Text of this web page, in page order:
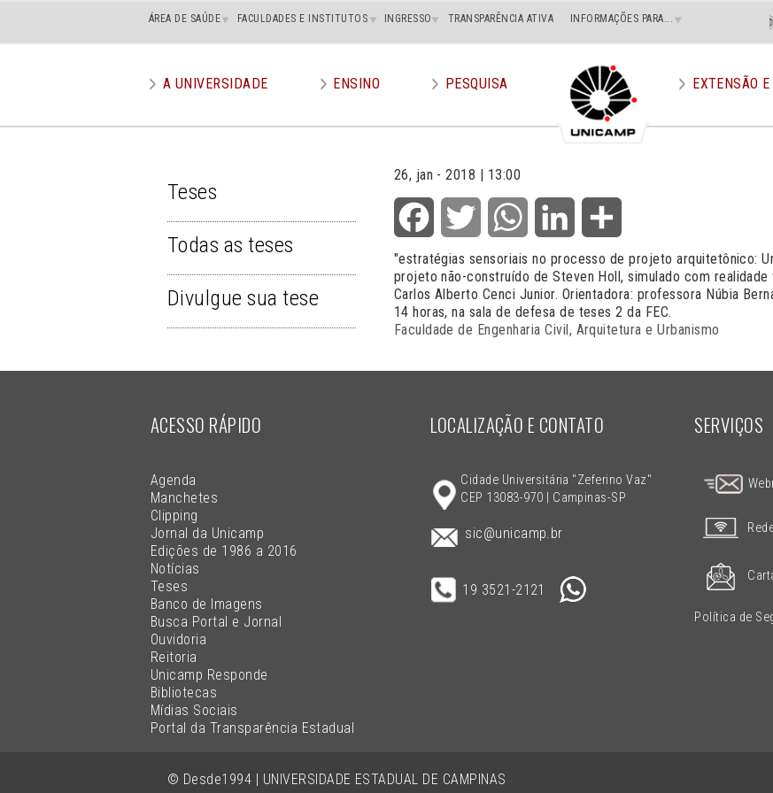
Main
superior
ÁREA DE SAÚDE FACULDADES E INSTITUTOS INGRESSO TRANSPARÊNCIA ATIVA INFORMAÇÕES PARA...
menu
A UNIVERSIDADE ENSINO PESQUISA EXTENSÃO
TESES
Teses
Todas as teses
Divulgue sua tese
26, jan - 2018 | 13:00
Facebook Twitter WhatsApp LinkedIn
"estratégias sensoriais no processo de projeto arquitetônico:
projeto não-construído de Steven Holl, simulado com
Carlos Alberto Cenci Junior. Orientadora: professora Núbia
14 horas, na sala de defesa de teses 2 da FEC.
Faculdade de Engenharia Civil, Arquitetura e Urbanismo
© Desde1994 | UNIVERSIDADE ESTADUAL DE CAMPINAS
ACESSO RÁPIDO
Agenda
Manchetes
Clipping
Jornal da Unicamp
Edições de 1986 a 2016
Notícias
Teses
Banco de Imagens
Busca Portal e Jornal
Ouvidoria
Reitoria
Unicamp Responde
Bibliotecas
Mídias Sociais
Portal da Transparência Estadual
LOCALIZAÇÃO E CONTATO
Cidade Universitária "Zeferino Vaz"
CEP 13083-970 | Campinas-SP
sic@unicamp.br
19 3521-2121
SERVIÇOS
Política de